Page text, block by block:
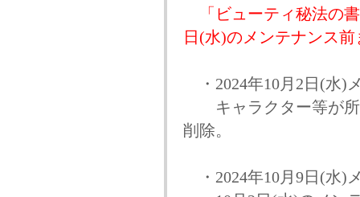
「ビューティ秘法の
日(水)のメンテナンス前
・2024年10月2日(水)
キャラクター等が所
削除。
・2024年10月9日(水)